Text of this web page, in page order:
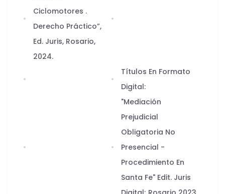
Ciclomotores .
Derecho Práctico”,
Ed. Juris, Rosario,
2024.
Títulos En Formato
Digital:
"Mediación
Prejudicial
Obligatoria No
Presencial -
Procedimiento En
Santa Fe" Edit. Juris